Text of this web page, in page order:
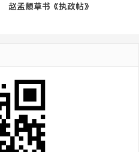
赵孟頫草书《执政帖》